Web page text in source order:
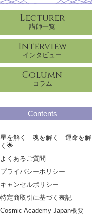
Lecturer
講師一覧
Interview
インタビュー
Column
コラム
Contents
星を解く 魂を解く 運命を解
く🌟
よくあるご質問
プライバシーポリシー
キャンセルポリシー
特定商取引に基づく表記
Cosmic Academy Japan概要